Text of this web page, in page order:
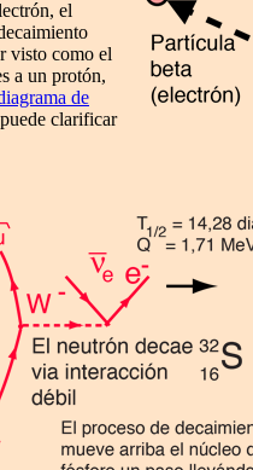
el
visto como el
a un protón,
de
clarificar